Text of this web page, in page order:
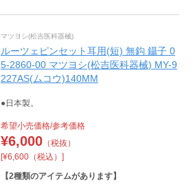
マツヨシ(松吉医科器械)
ルーツェピンセット耳用(短) 無鈎 鑷子 0
5-2860-00 マツヨシ(松吉医科器械) MY-9
227AS(ムコウ)140MM
●日本製。
希望小売価格/参考価格
¥6,000（税抜）
[¥6,600（税込）]
【2種類のアイテムがあります】